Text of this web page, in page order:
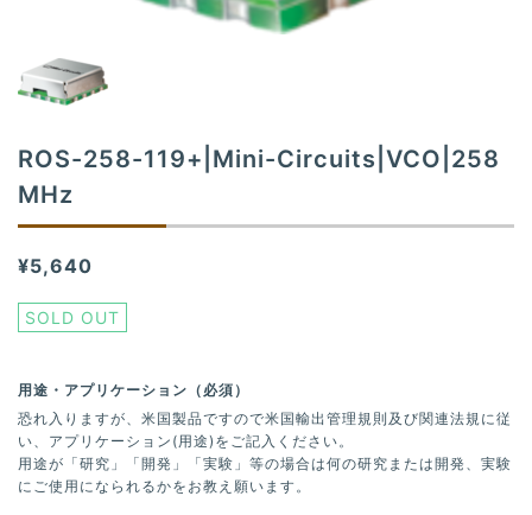
t
i
ROS-258-119+|Mini-Circuits|VCO|258
MHz
¥5,640
SOLD OUT
用途・アプリケーション（必須）
恐れ入りますが、米国製品ですので米国輸出管理規則及び関連法規に従
い、アプリケーション(用途)をご記入ください。
用途が「研究」「開発」「実験」等の場合は何の研究または開発、実験
にご使用になられるかをお教え願います。